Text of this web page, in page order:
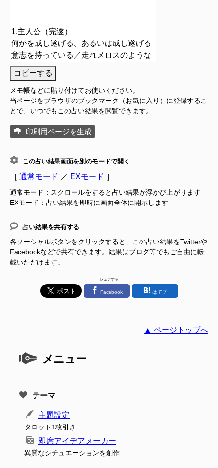
コピーする
メモ帳などに貼り付けてお使いください。
当ページをブラウザのブックマーク（お気に入り）に登録するこ
とで、いつでもこの占い結果を閲覧できます。
印刷用ページを生成
この占い結果画面を別のモードで開く
［ 通常モード ／ EXモード ］
通常モード：スクロールをすると占い結果が浮かび上がります
EXモード：占い結果を即時に画面全体に開示します
占い結果を共有する
各ソーシャルボタンをクリックすると、この占い結果をTwitterや
Facebookなどで共有できます。結果はブログ等でもご自由に転
載いただけます。
シェアする
Facebook はてブ
▲ ページトップへ
メニュー
テーマ
主題設定
タロット1枚引き
即席アイデアメーカー
異質なシチュエーションを創作